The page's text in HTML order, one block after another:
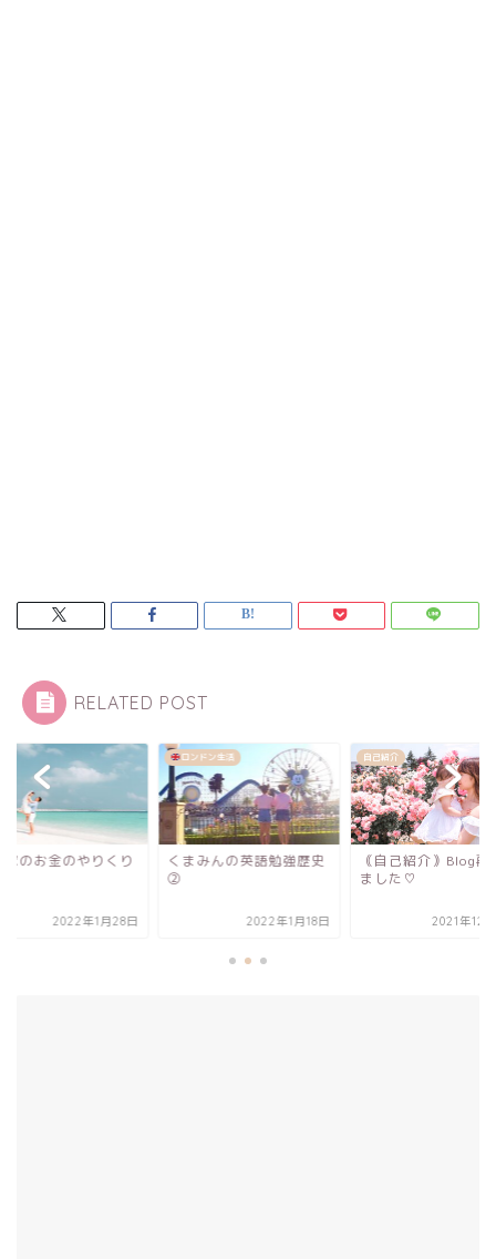
RELATED POST
ドン生活
みんの英語勉強歴史
2022年1月18日
自己紹介
｟自己紹介｠Blog再開し
ました♡
2021年12月12日
美容
我が家のお金のやり
2022年1